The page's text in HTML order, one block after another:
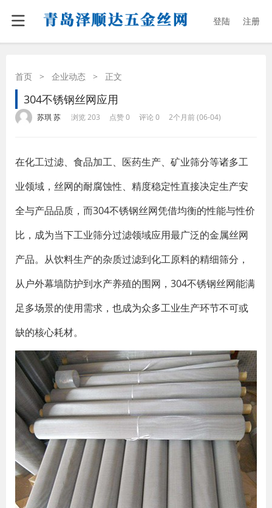
登陆 注册
首页 > 企业动态 > 正文
304不锈钢丝网应用
苏琪 苏 浏览 203 点赞 0 评论 0 2个月前 (06-04)
在化工过滤、食品加工、医药生产、矿业筛分等诸多工
业领域，丝网的耐腐蚀性、精度稳定性直接决定生产安
全与产品品质，而304不锈钢丝网凭借均衡的性能与性价
比，成为当下工业筛分过滤领域应用最广泛的金属丝网
产品。从饮料生产的杂质过滤到化工原料的精细筛分，
从户外幕墙防护到水产养殖的围网，304不锈钢丝网能满
足多场景的使用需求，也成为众多工业生产环节不可或
缺的核心耗材。